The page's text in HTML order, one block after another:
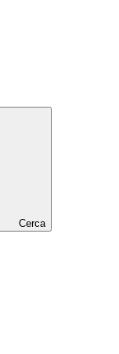
Cerca